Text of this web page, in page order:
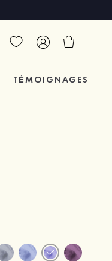
TÉMOIGNAGES